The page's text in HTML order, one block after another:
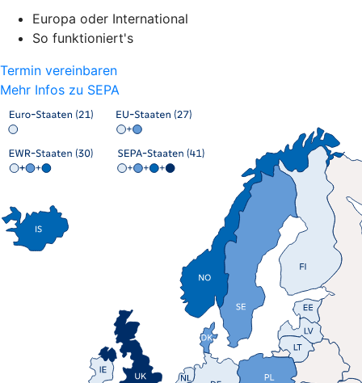
Europa oder International
So funktioniert's
Termin vereinbaren
Mehr Infos zu SEPA